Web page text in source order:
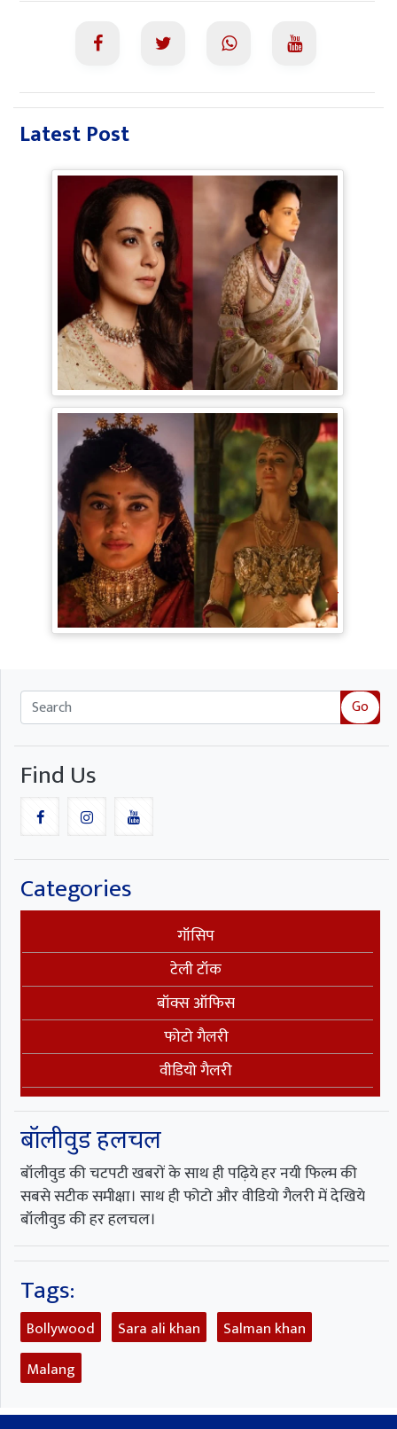
Latest Post
Bollywood Gossip: Gen Z को 'गटरछाप'
कहने वाली Kangana Ranaut के बदले सुर, दी
Digital Age में जीने की सीख
Ramayana Trailer: सीता से ज्यादा Rakul
Preet Singh की चर्चा, Shurpanakha के लुक
ने लूटी महफिल
Go
Find Us
Categories
गॉसिप
टेली टॉक
बॉक्स ऑफिस
फोटो गैलरी
वीडियो गैलरी
बॉलीवुड हलचल
बॉलीवुड की चटपटी खबरों के साथ ही पढ़िये हर नयी फिल्म की
सबसे सटीक समीक्षा। साथ ही फोटो और वीडियो गैलरी में देखिये
बॉलीवुड की हर हलचल।
Tags:
Bollywood Sara ali khan
Salman khan
Malang